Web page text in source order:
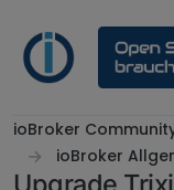
ioBroker
ioBroker